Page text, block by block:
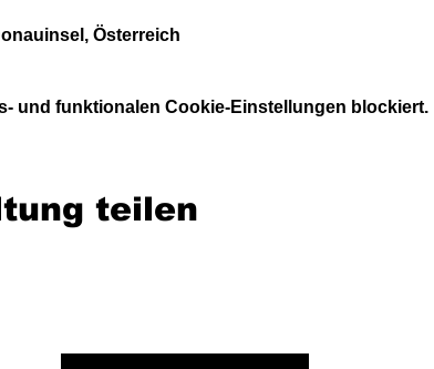
Österreich
und funktionalen Cookie-Einstellungen blockiert.
teilen